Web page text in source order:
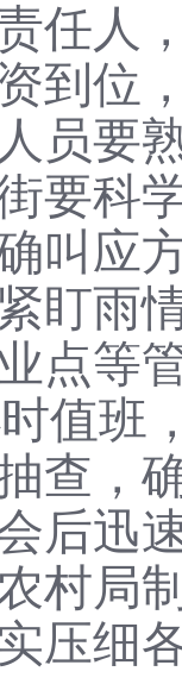
任人
到位
员要
要科
叫应
盯雨
点等
值班
查，
后迅
村局
压细